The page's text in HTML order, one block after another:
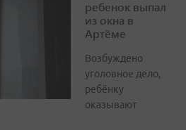
ребенок выпал
из окна в
Артёме
Возбуждено
уголовное дело,
ребёнку
оказывают